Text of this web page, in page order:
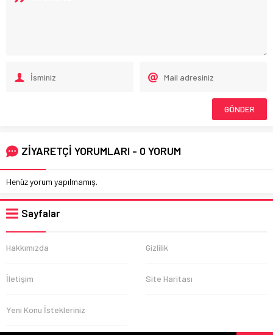
ZİYARETÇİ YORUMLARI - 0 YORUM
Henüz yorum yapılmamış.
Sayfalar
Hakkımızda Gizlilik
İletişim Site Haritası
Yeni Konu İstekleriniz